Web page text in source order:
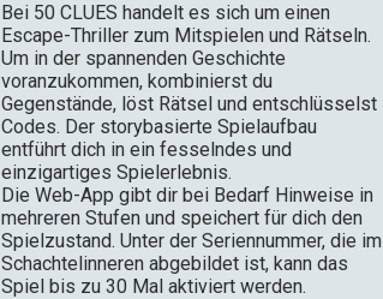
Bei 50 CLUES handelt es sich um einen
Escape-Thriller zum Mitspielen und Rätseln.
Um in der spannenden Geschichte
voranzukommen, kombinierst du
Gegenstände, löst Rätsel und entschlüsselst
Codes. Der storybasierte Spielaufbau
entführt dich in ein fesselndes und
einzigartiges Spielerlebnis.
Die Web-App gibt dir bei Bedarf Hinweise in
mehreren Stufen und speichert für dich den
Spielzustand. Unter der Seriennummer, die im
Schachtelinneren abgebildet ist, kann das
Spiel bis zu 30 Mal aktiviert werden.